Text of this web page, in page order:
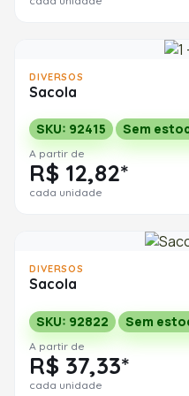
DIVERSOS
Sacola
SKU: 92415 Sem
A partir de
R$ 12,82*
cada unidade
DIVERSOS
Sacola
SKU: 92822 Sem
A partir de
R$ 37,33*
cada unidade